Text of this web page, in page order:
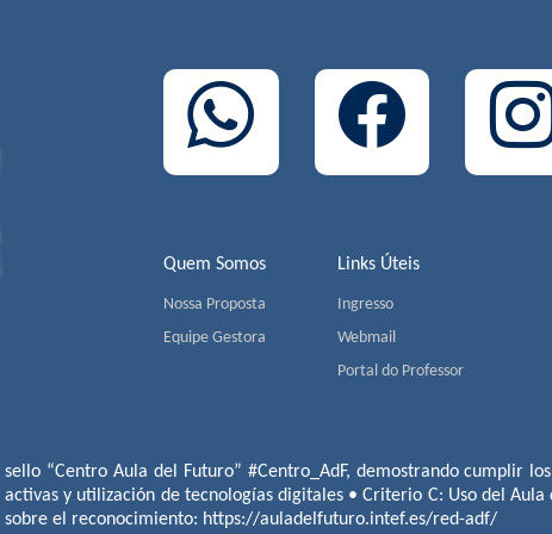
Quem Somos
Nossa Proposta
Equipe Gestora
Links Úteis
Ingresso
Webmail
Portal do Professor
“Centro Aula del Futuro” #Centro_AdF, demostrando cumplir
y utilización de tecnologías digitales • Criterio C: Uso del
el reconocimiento: https://auladelfuturo.intef.es/red-adf/